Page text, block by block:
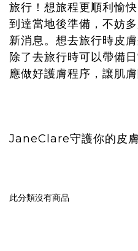
旅行！想旅程更順利愉
到達當地後準備，不妨
新消息。想去旅行時皮
除了去旅行時可以帶備
應做好護膚程序，讓肌
JaneClare守護你的皮膚
此分類沒有商品